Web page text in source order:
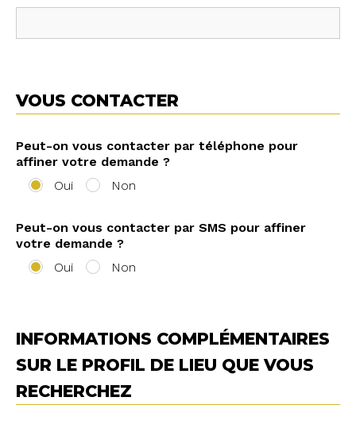
VOUS CONTACTER
Peut-on vous contacter par téléphone pour
affiner votre demande ?
Oui
Non
Peut-on vous contacter par SMS pour affiner
votre demande ?
Oui
Non
INFORMATIONS COMPLÉMENTAIRES
SUR LE PROFIL DE LIEU QUE VOUS
RECHERCHEZ